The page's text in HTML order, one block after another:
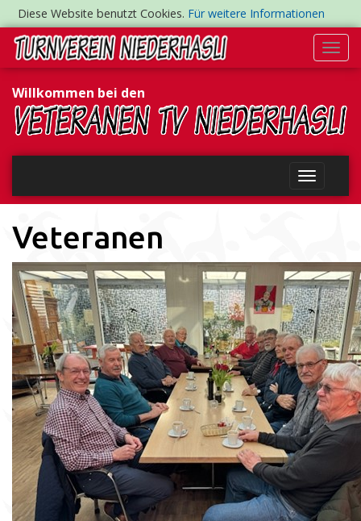
Diese Website benutzt Cookies. Für weitere Informationen
Willkommen bei den
Veteranen